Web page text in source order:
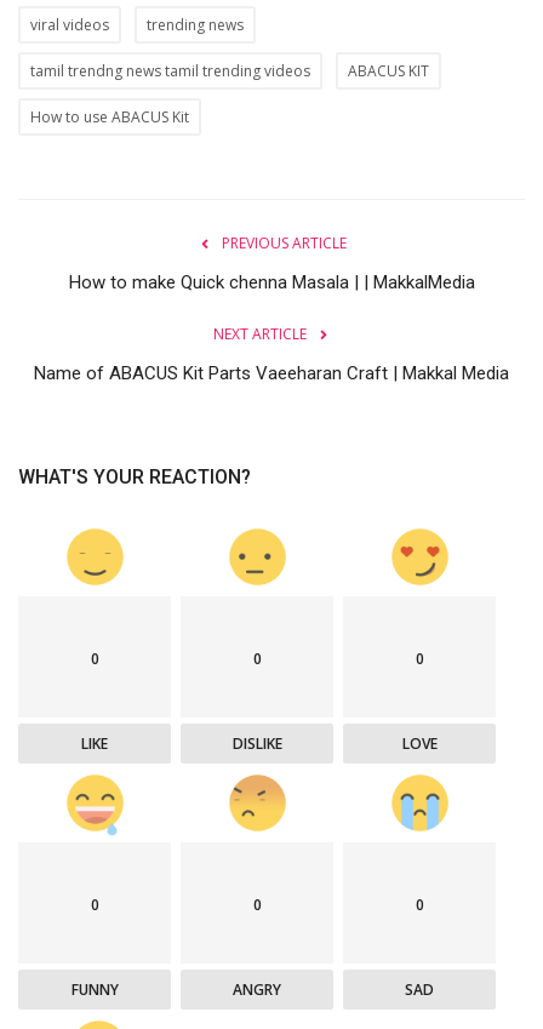
viral videos trending news
tamil trendng news tamil trending videos ABACUS KIT
How to use ABACUS Kit
PREVIOUS ARTICLE
How to make Quick chenna Masala | | MakkalMedia
NEXT ARTICLE
Name of ABACUS Kit Parts Vaeeharan Craft | Makkal Media
WHAT'S YOUR REACTION?
0
LIKE
0
DISLIKE
0
LOVE
0
FUNNY
0
ANGRY
0
SAD